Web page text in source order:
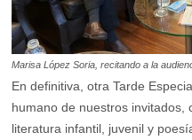
Marisa López Soria, recitando a la
En definitiva, otra Tarde
humano de nuestros invitados,
literatura infantil, juvenil y